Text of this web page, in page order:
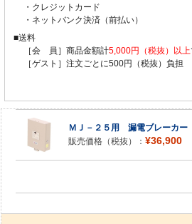
・クレジットカード
・ネットバンク決済（前払い）
■送料
［会 員］商品金額計5,000円（税抜）以上
［ゲスト］注文ごとに500円（税抜）負担
ＭＪ－２５用 漏電ブレーカー
販売価格（税抜）： ¥36,900